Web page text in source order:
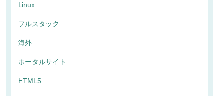
Linux
フルスタック
海外
ポータルサイト
HTML5